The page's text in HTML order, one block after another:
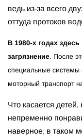
ведь из-за всего
оттуда протоков
В 1980-х годах
загрязнение. После
специальные системы
моторный транспорт
Что касается
непременно
наверное, в таком